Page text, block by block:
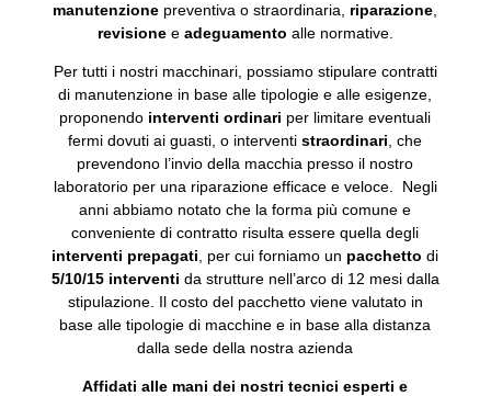
manutenzione preventiva o straordinaria, riparazione
revisionee adeguamento alle normative.
Per tutti i nostri macchinari, possiamo stipulare contratti
di manutenzione in base alle tipologie e alle esigenze,
proponendo interventi ordinari per limitare eventuali
fermi dovuti ai guasti, o interventistraordinari , che
prevendono l’invio della macchia presso il nostro
laboratorio per una riparazione efficace e veloce. Negli
anni abbiamo notato che la forma più comune e
conveniente di contratto risulta essere quella degli
interventi prepagati , per cui forniamo un pacchetto di
5/10/15 interventi da strutture nell’arco di 12 mesi dalla
stipulazione. Il costo del pacchetto viene valutato in
base alle tipologie di macchine e in base alla distanza
dalla sede della nostra azienda
Affidati alle mani dei nostri tecnici esperti e